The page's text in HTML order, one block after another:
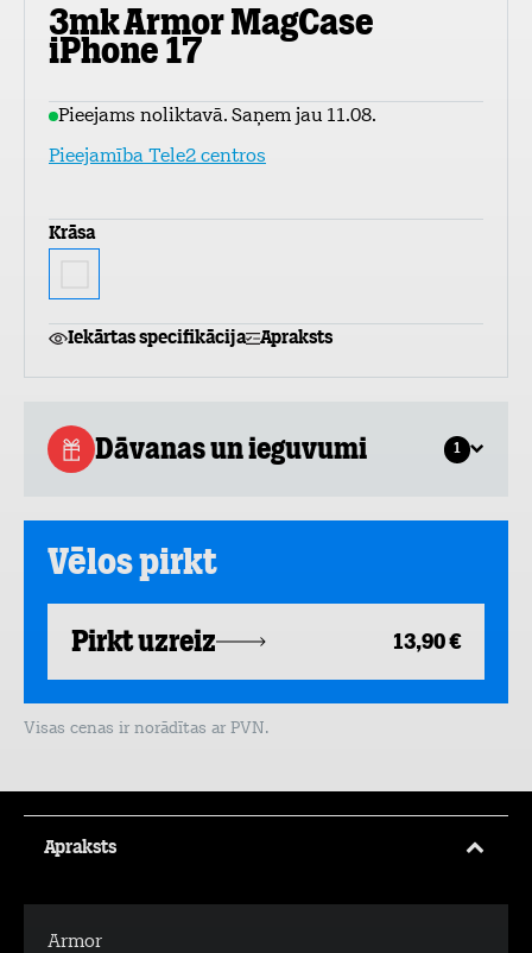
3mk Armor MagCase
iPhone 17
Pieejams noliktavā. Saņem jau 11.08.
Pieejamība Tele2 centros
Krāsa
Iekārtas specifikācija Apraksts
Dāvanas un ieguvumi 1
Vēlos pirkt
Pirkt uzreiz 13,90 €
Visas cenas ir norādītas ar PVN.
Apraksts
Armor